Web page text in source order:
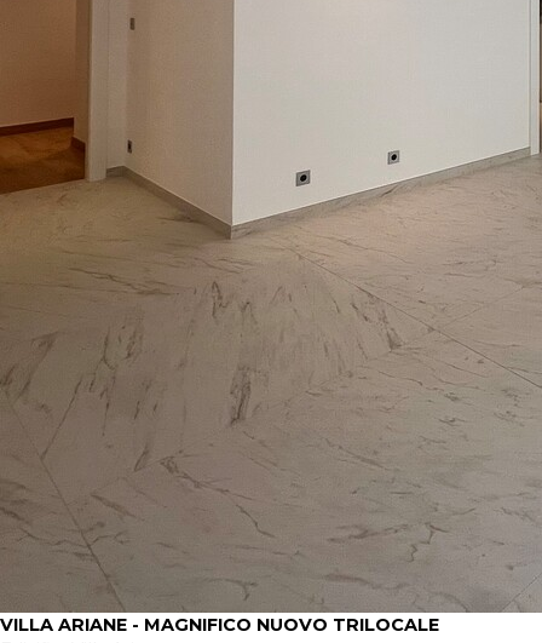
VILLA ARIANE - MAGNIFICO NUOVO TRILOCALE